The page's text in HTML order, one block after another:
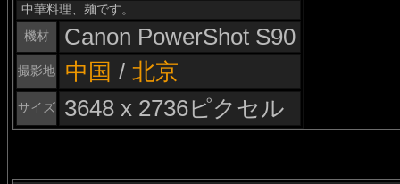
中華料理、麺です。
機材
Canon PowerShot S90
撮影地 中国 / 北京
サイズ 3648 x 2736ピクセル